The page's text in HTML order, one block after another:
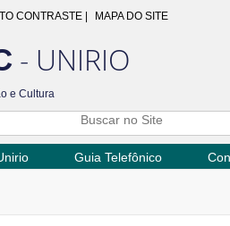
CONTRASTE | MAPA DO SITE
- UNIRIO
e Cultura
Guia Telefônico